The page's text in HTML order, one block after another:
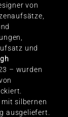
von
und
– wurden
silbernen
ausgeliefert.